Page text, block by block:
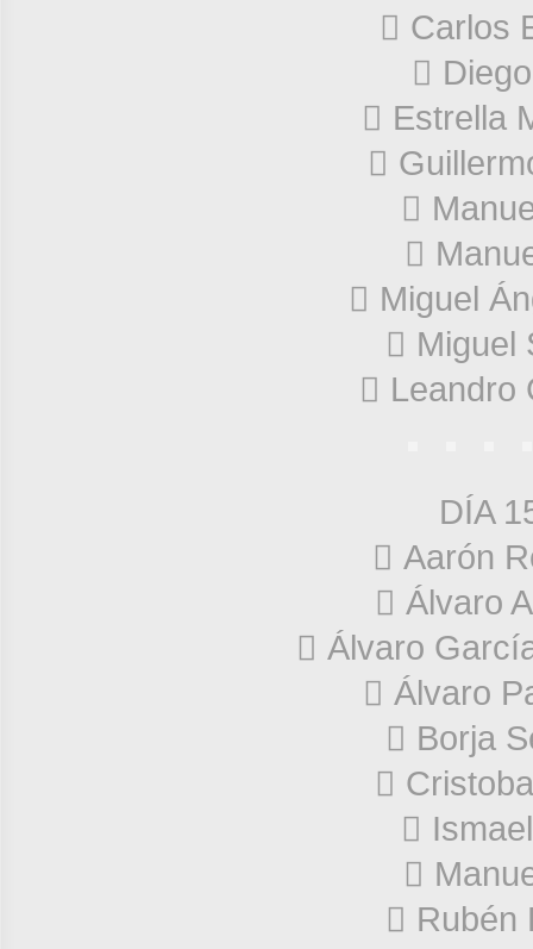
 Carlos

 Estrella



 Miguel
 Miguel
 Leandro
DÍA
 Aarón
 Álvaro
 Álvaro
 Álvaro
 Borja



 Rubén